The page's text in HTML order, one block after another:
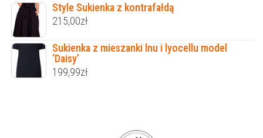
Style Sukienka z kontrafałdą
215,00zł
Sukienka z mieszanki lnu i lyocellu model
‘Daisy’
199,99zł